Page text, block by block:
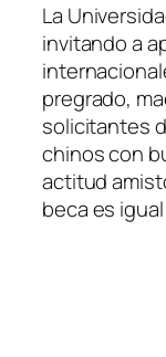
La
invitando a
pregrado,
solicitantes
chinos con
actitud
beca es